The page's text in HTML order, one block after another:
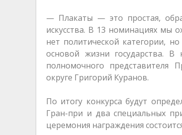
— Плакаты — это простая,
искусства. В 13 номинациях мы
нет политической категории,
основой жизни государства.
полномочного представителя
округе Григорий Куранов.
По итогу конкурса будут
Гран-при и два специальных
церемония награждения